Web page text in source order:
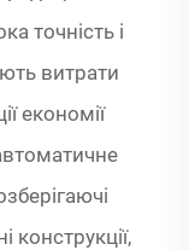
точність і
витрати
економії
конструкції,